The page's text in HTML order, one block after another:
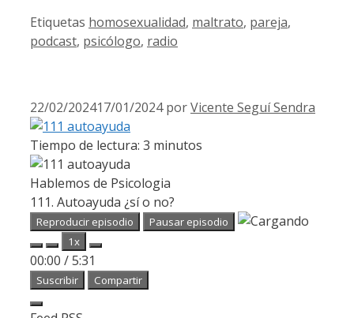
Etiquetas homosexualidad, maltrato, pareja,
podcast, psicólogo, radio
22/02/202417/01/2024 porVicente Seguí Sendra
Tiempo de lectura: 3 minutos
Hablemos de Psicologia
111. Autoayuda ¿sí o no?
Reproducir episodio
Pausar episodio
1x
00:00 /5:31
Suscribir Compartir